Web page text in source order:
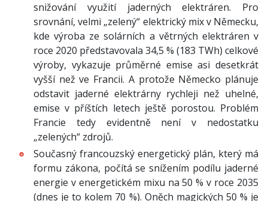
snižování využití jaderných elektráren. Pro
srovnání, velmi „zelený“ elektrický mix v Německu,
kde výroba ze solárních a větrných elektráren v
roce 2020 představovala 34,5 % (183 TWh) celkové
výroby, vykazuje průměrné emise asi desetkrát
vyšší než ve Francii. A protože Německo plánuje
odstavit jaderné elektrárny rychleji než uhelné,
emise v příštích letech ještě porostou. Problém
Francie tedy evidentně není v nedostatku
„zelených“ zdrojů.
Současný francouzský energetický plán, který má
formu zákona, počítá se snížením podílu jaderné
energie v energetickém mixu na 50 % v roce 2035
(dnes je to kolem 70 %). Oněch magických 50 % je